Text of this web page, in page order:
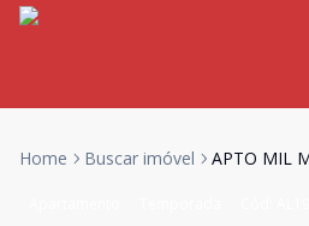
Home Buscar imóvel APTO MIL